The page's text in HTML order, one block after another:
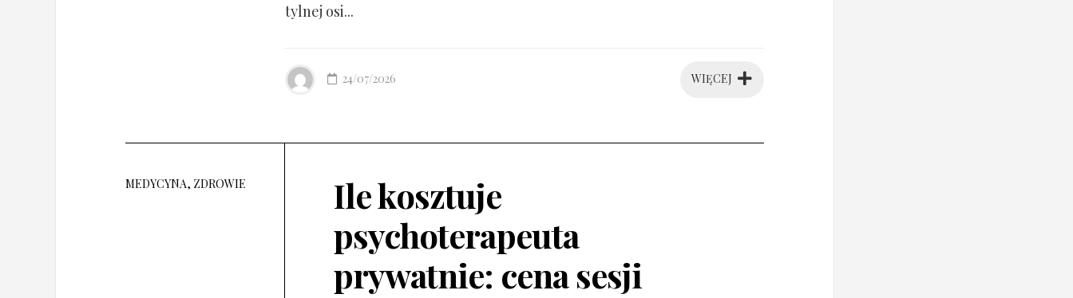
tylnej osi...
WIĘCEJ
24/07/2026
MEDYCYNA, ZDROWIE
Ile kosztuje
psychoterapeuta
prywatnie: cena sesji